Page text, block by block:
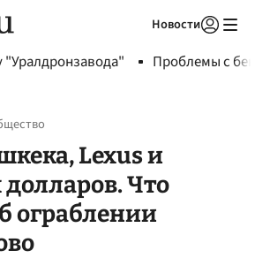
Новости
"Уралдронзавода" Проблемы с
Lexus и
Что
ограблении